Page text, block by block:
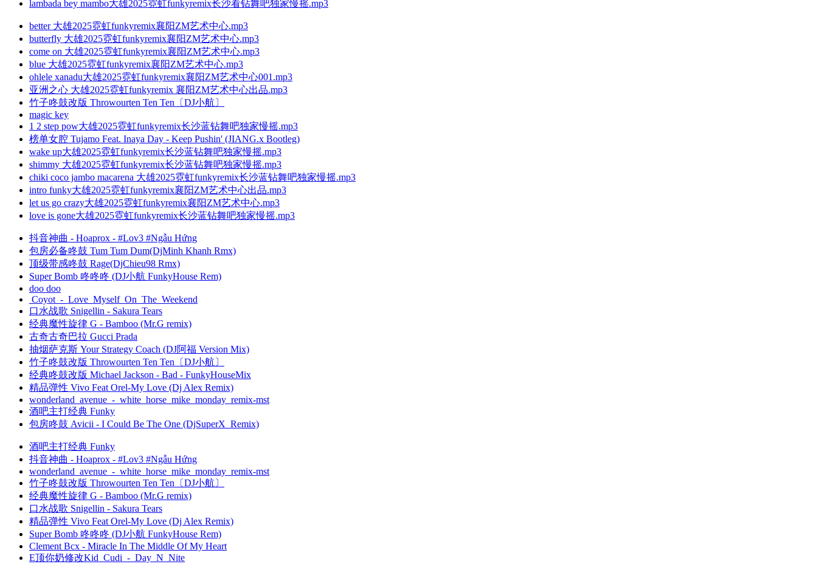
lambada bey mambo大雄2025霓虹funkyremix长沙看钻舞吧独家慢摇.mp3
better 大雄2025霓虹funkyremix襄阳ZM艺术中心.mp3
butterfly 大雄2025霓虹funkyremix襄阳ZM艺术中心.mp3
come on 大雄2025霓虹funkyremix襄阳ZM艺术中心.mp3
blue 大雄2025霓虹funkyremix襄阳ZM艺术中心.mp3
ohlele xanadu大雄2025霓虹funkyremix襄阳ZM艺术中心001.mp3
亚洲之心 大雄2025霓虹funkyremix 襄阳ZM艺术中心出品.mp3
竹子咚鼓改版 Throwourten Ten Ten〔DJ小航〕
magic key
1 2 step pow大雄2025霓虹funkyremix长沙蓝钻舞吧独家慢摇.mp3
榜单女腔 Tujamo Feat. Inaya Day - Keep Pushin' (JIANG.x Bootleg)
wake up大雄2025霓虹funkyremix长沙蓝钻舞吧独家慢摇.mp3
shimmy 大雄2025霓虹funkyremix长沙蓝钻舞吧独家慢摇.mp3
chiki coco jambo macarena 大雄2025霓虹funkyremix长沙蓝钻舞吧独家慢摇.mp3
intro funky大雄2025霓虹funkyremix襄阳ZM艺术中心出品.mp3
let us go crazy大雄2025霓虹funkyremix襄阳ZM艺术中心.mp3
love is gone大雄2025霓虹funkyremix长沙蓝钻舞吧独家慢摇.mp3
抖音神曲 - Hoaprox - #Lov3 #Ngẫu Hứng
包房必备咚鼓 Tum Tum Dum(DjMinh Khanh Rmx)
顶级带感咚鼓 Rage(DjChieu98 Rmx)
Super Bomb 咚咚咚 (DJ小航 FunkyHouse Rem)
doo doo
Coyot_-_Love_Myself_On_The_Weekend
口水战歌 Snigellin - Sakura Tears
经典魔性旋律 G - Bamboo (Mr.G remix)
古奇古奇巴拉 Gucci Prada
抽烟萨克斯 Your Strategy Coach (DJ阿福 Version Mix)
竹子咚鼓改版 Throwourten Ten Ten〔DJ小航〕
经典咚鼓改版 Michael Jackson - Bad - FunkyHouseMix
精品弹性 Vivo Feat Orel-My Love (Dj Alex Remix)
wonderland_avenue_-_white_horse_mike_monday_remix-mst
酒吧主打经典 Funky
包房咚鼓 Avicii - I Could Be The One (DjSuperX_Remix)
酒吧主打经典 Funky
抖音神曲 - Hoaprox - #Lov3 #Ngẫu Hứng
wonderland_avenue_-_white_horse_mike_monday_remix-mst
竹子咚鼓改版 Throwourten Ten Ten〔DJ小航〕
经典魔性旋律 G - Bamboo (Mr.G remix)
口水战歌 Snigellin - Sakura Tears
精品弹性 Vivo Feat Orel-My Love (Dj Alex Remix)
Super Bomb 咚咚咚 (DJ小航 FunkyHouse Rem)
Clement Bcx - Miracle In The Middle Of My Heart
E顶你奶修改Kid_Cudi_-_Day_N_Nite